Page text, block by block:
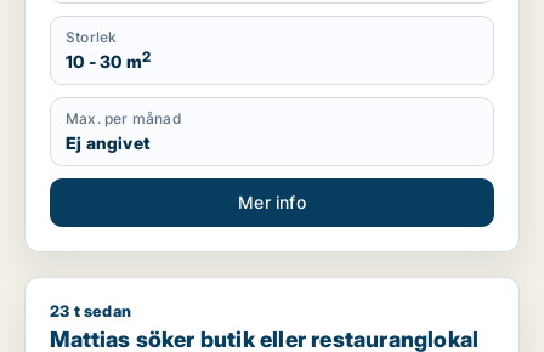
Storlek
10 - 30 m2
Max. per månad
Ej angivet
Mer info
Mattias söker butik eller restauranglokal för uthyrning i
23 t sedan
Mattias söker butik eller restauranglokal